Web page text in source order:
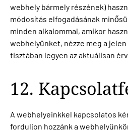
webhely bármely részének)
módosítás elfogadásának
minden alkalommal, amikor
webhelyünket, nézze meg a
tisztában legyen az aktuálisan
12.
A webhelyeinkkel kapcsolatos
forduljon hozzánk a